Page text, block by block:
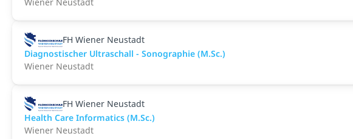
FH Wiener Neustadt
Diagnostischer Ultraschall - Sonographie (M.Sc.)
Wiener Neustadt
FH Wiener Neustadt
Health Care Informatics (M.Sc.)
Wiener Neustadt